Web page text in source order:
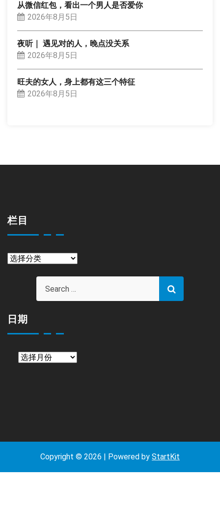
从微信红包，看出一个男人是否爱你
2026年8月5日
夜听｜ 遇见对的人，晚点没关系
2026年8月5日
旺夫的女人，身上都有这三个特征
2026年8月5日
栏目
栏
日期
Copyright © 2026 | Powered by StartKit